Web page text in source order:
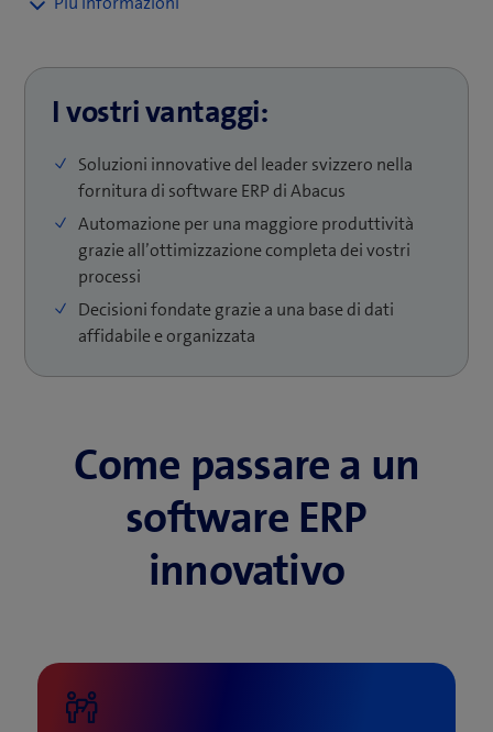
aziendali? La competenza di Axept
nell’interconnessione dei sistemi, ma anche in
gestione, visualizzazione e trasformazione dei dati, vi
fornisce una base solida.
Se puntate a una digitalizzazione completa con Abacus
Business Software, che vada oltre la semplice
automazione dei workflow e miri alla digitalizzazione
completa dei processi, affidatevi a noi. Siete alla ricerca
di soluzioni settoriali specifiche come un sistema
digitale di gestione cantieri? Allora siamo il partner
I vostri vantaggi:
Soluzioni innovative del leader svizzero nella
fornitura di software ERP di Abacus
Automazione per una maggiore produttività
grazie all’ottimizzazione completa dei vostri
processi
Decisioni fondate grazie a una base di dati
affidabile e organizzata
Come passare a un
software ERP
innovativo